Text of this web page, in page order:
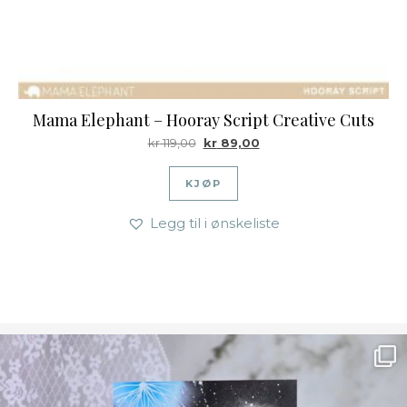
Mama Elephant – Hooray Script Creative Cuts
kr119,00 Opprinnelig pris var: kr 119,00.
kr89,00Nåværende pris er: kr
KJØP
Legg til i ønskeliste
Ønsk